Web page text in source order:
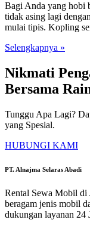
Bagi Anda yang hobi
tidak asing lagi
mulai tipis. Kopling
Selengkapnya »
Nikmati
Bersama
Tunggu Apa Lagi?
yang Spesial.
HUBUNGI KAMI
PT. Alnajma Selaras Abadi
Rental Sewa Mobil di
beragam jenis mobil
dukungan layanan 24